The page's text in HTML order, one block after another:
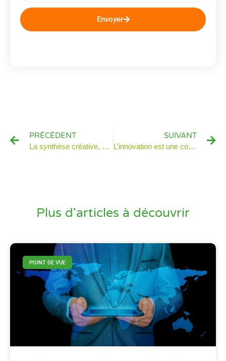
Envoyer
PRÉCÉDENT
La synthèse créative, chaînon manquant entre idée et concept
SUIVANT
L’innovation est une course au trésor qui se joue en équipe ! En connaissez vous les règles ?
Plus d'articles à découvrir
POINT DE VUE